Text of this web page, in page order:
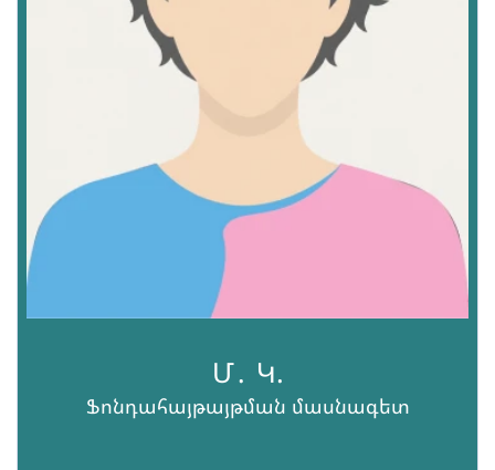
Մ․ Կ.
Ֆոնդահայթայթման մասնագետ